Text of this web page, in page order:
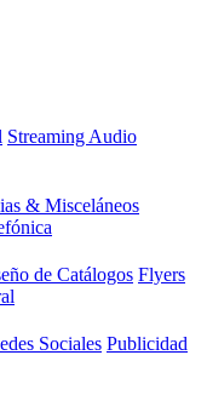
Streaming Audio
& Misceláneos
de Catálogos Flyers
Sociales Publicidad